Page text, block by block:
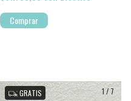
1 /7
GRATIS